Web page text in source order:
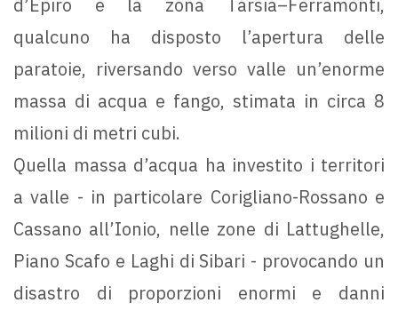
qualcuno ha disposto l’apertura delle
paratoie, riversando verso valle un’enorme
massa di acqua e fango, stimata in circa 8
milioni di metri cubi.
Quella massa d’acqua ha investito i territori
a valle - in particolare Corigliano-Rossano e
Cassano all’Ionio, nelle zone di Lattughelle,
Piano Scafo e Laghi di Sibari - provocando un
disastro di proporzioni enormi e danni